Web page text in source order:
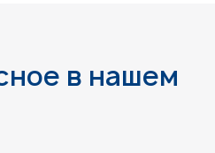
в нашем